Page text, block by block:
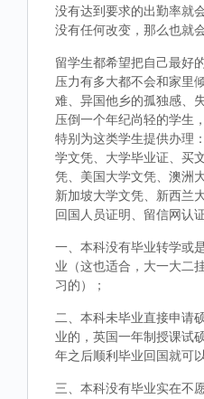
没有达到要求的出勤率就
没有任何改变，那么也就
留学生都希望把自己最好
压力有多大都不会和家里
难、异国他乡的孤独感、
压倒一个年纪尚轻的学生
特别为这类学生提供办理
学文凭、大学毕业证、买
凭、美国大学文凭、澳洲
新加坡大学文凭、新西兰
回国人员证明、留信网认
一、本科没有毕业转学或
业（这也适合，大一大二
习的）；
二、本科未毕业直接申请
业的，英国一年制授课试
年之后顺利毕业回国就可
三、本科没有毕业实在不